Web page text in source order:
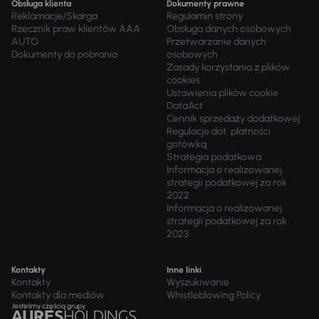
Obsługa klienta
Reklamacje/Skarga
Rzecznik praw klientów AAA
AUTO
Dokumenty do pobrania
Dokumenty prawne
Regulamin strony
Obsługa danych osobowych
Przetwarzanie danych
osobowych
Zasady korzystania z plików
cookies
Ustawienia plików cookie
DataAct
Cennik sprzedaży dodatkowej
Regulacje dot. płatności
gotówką
Strategia podatkowa
Informacja o realizowanej
strategii podatkowej za rok
2022
Informacja o realizowanej
strategii podatkowej za rok
2023
Kontakty
Kontakty
Kontakty dla mediów
Inne linki
Wyszukiwanie
Whistleblowing Policy
Jesteśmy częścią grupy